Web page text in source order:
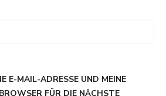
E-MAIL-ADRESSE UND MEINE
FÜR DIE NÄCHSTE